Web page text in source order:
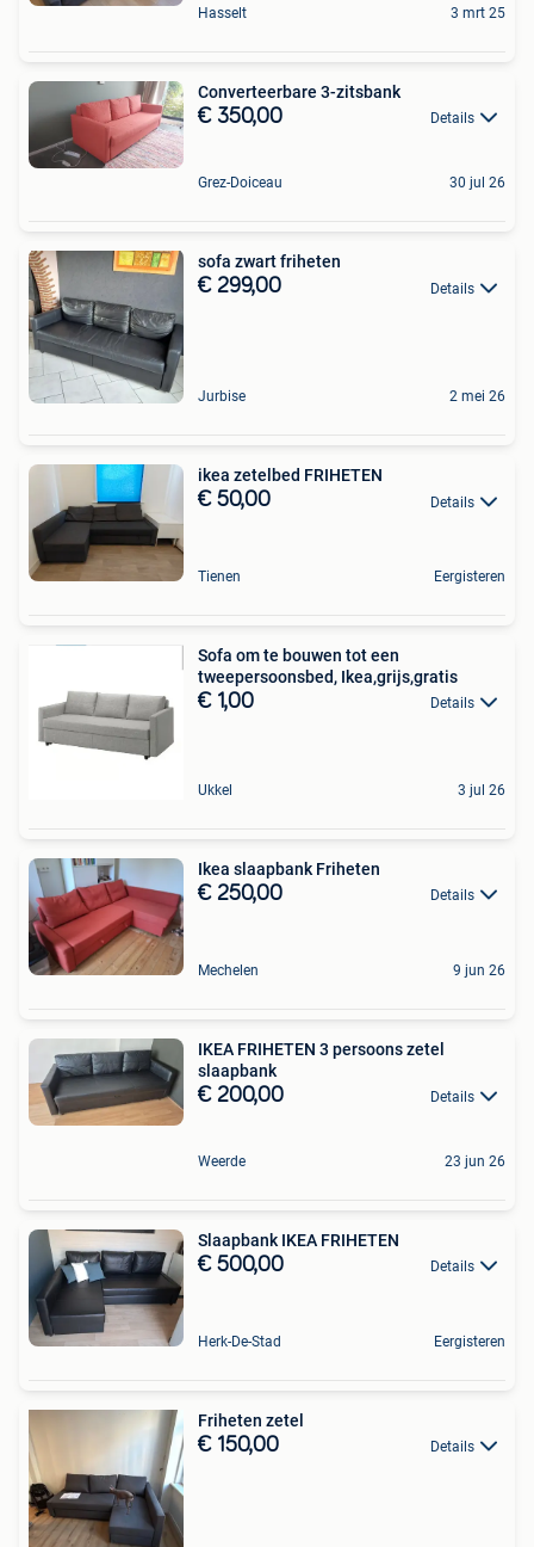
Hasselt 3 mrt 25
Converteerbare 3-zitsbank
€ 350,00 Details
Grez-Doiceau 30 jul 26
sofa zwart friheten
€ 299,00 Details
Jurbise 2 mei 26
ikea zetelbed FRIHETEN
€ 50,00 Details
Tienen Eergisteren
Sofa om te bouwen tot een
tweepersoonsbed, Ikea,grijs,gratis
€ 1,00 Details
Ukkel 3 jul 26
Ikea slaapbank Friheten
€ 250,00 Details
Mechelen 9 jun 26
IKEA FRIHETEN 3 persoons zetel
slaapbank
€ 200,00 Details
Weerde 23 jun 26
Slaapbank IKEA FRIHETEN
€ 500,00 Details
Herk-De-Stad Eergisteren
Friheten zetel
€ 150,00 Details